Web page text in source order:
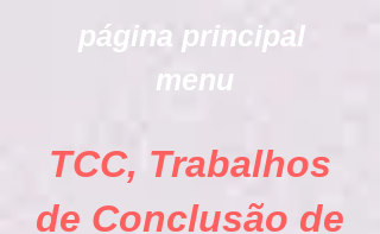
página principal
menu
TCC, Trabalhos
de Conclusão de